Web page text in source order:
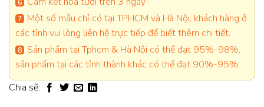
Một số mẫu chỉ có tại TPHCM và Hà Nội, khách hàng ở
các tỉnh vui lòng liên hệ trực tiếp để biết thêm chi tiết.
Sản phẩm tại Tphcm & Hà Nội có thể đạt 95%-98%,
sản phẩm tại các tỉnh thành khác có thể đạt 90%-95%
Chia sẽ: